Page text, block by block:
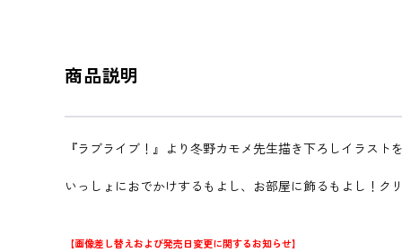
商品説明
『ラブライブ！』より冬野カモメ先生描き下ろしイラス
いっしょにおでかけするもよし、お部屋に飾るもよし！
【画像差し替えおよび発売日変更に関するお知らせ】